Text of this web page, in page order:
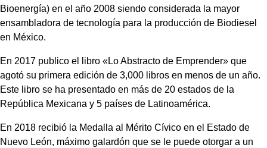
Bioenergía) en el año 2008 siendo considerada la mayor
ensambladora de tecnología para la producción de Biodiesel
en México.
En 2017 publico el libro «Lo Abstracto de Emprender» que
agotó su primera edición de 3,000 libros en menos de un año.
Este libro se ha presentado en más de 20 estados de la
República Mexicana y 5 países de Latinoamérica.
En 2018 recibió la Medalla al Mérito Cívico en el Estado de
Nuevo León, máximo galardón que se le puede otorgar a un